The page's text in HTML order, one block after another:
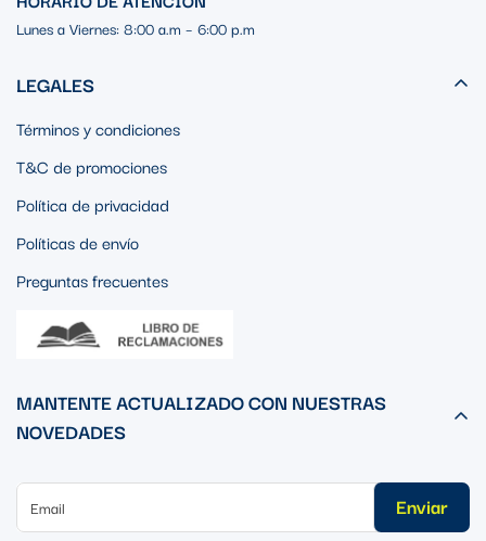
Lunes a Viernes: 8:00 a.m – 6:00 p.m
LEGALES
Términos y condiciones
T&C de promociones
Política de privacidad
Políticas de envío
Preguntas frecuentes
MANTENTE ACTUALIZADO CON NUESTRAS
NOVEDADES
Enviar